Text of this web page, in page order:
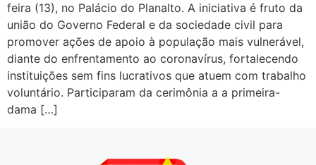
feira (13), no Palácio do Planalto. A iniciativa é fruto da
união do Governo Federal e da sociedade civil para
promover ações de apoio à população mais vulnerável,
diante do enfrentamento ao coronavírus, fortalecendo
instituições sem fins lucrativos que atuem com trabalho
voluntário. Participaram da cerimônia a a primeira-
dama […]